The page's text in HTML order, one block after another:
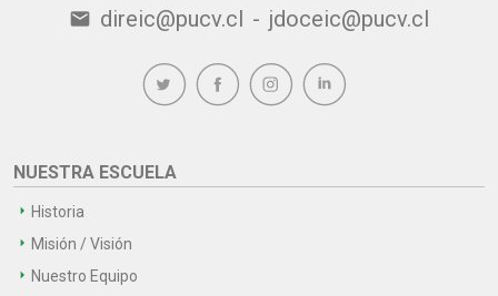
email direic@pucv.cl - jdoceic@pucv.cl
NUESTRA ESCUELA
Historia
Misión / Visión
Nuestro Equipo